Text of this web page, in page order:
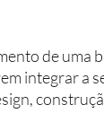
de uma
integrar a